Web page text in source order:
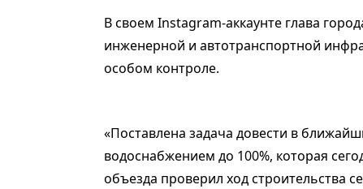
В своем Instagram-аккаунте глава
инженерной и автотранспортной
особом контроле.
«Поставлена задача довести в
водоснабжением до 100%, которая
объезда проверил ход строительства